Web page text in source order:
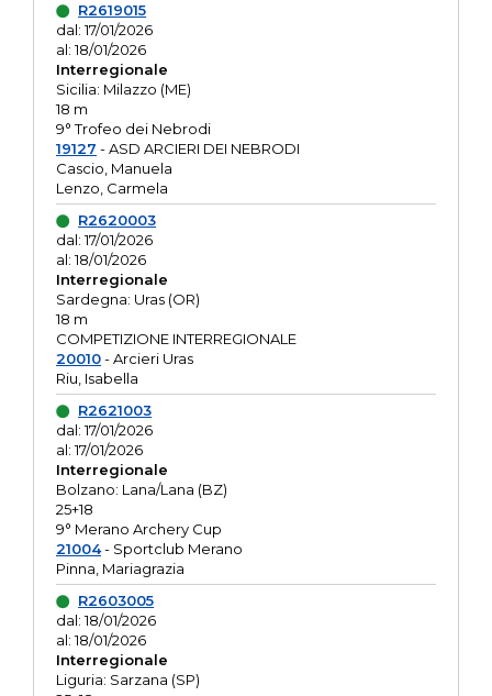
R2619015
dal: 17/01/2026
al: 18/01/2026
Interregionale
Sicilia: Milazzo (ME)
18 m
9° Trofeo dei Nebrodi
19127 - ASD ARCIERI DEI NEBRODI
Cascio, Manuela
Lenzo, Carmela
R2620003
dal: 17/01/2026
al: 18/01/2026
Interregionale
Sardegna: Uras (OR)
18 m
COMPETIZIONE INTERREGIONALE
20010- Arcieri Uras
Riu, Isabella
R2621003
dal: 17/01/2026
al: 17/01/2026
Interregionale
Bolzano: Lana/Lana (BZ)
25+18
9° Merano Archery Cup
21004- Sportclub Merano
Pinna, Mariagrazia
R2603005
dal: 18/01/2026
al: 18/01/2026
Interregionale
Liguria: Sarzana (SP)